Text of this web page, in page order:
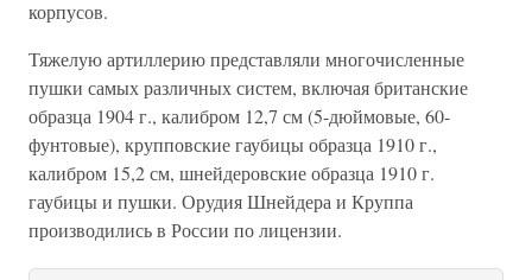
корпусов.
Тяжелую артиллерию представляли многочисленные
пушки самых различных систем, включая британские
образца 1904 г., калибром 12,7 см (5-дюймовые, 60-
фунтовые), крупповские гаубицы образца 1910 г.,
калибром 15,2 см, шнейдеровские образца 1910 г.
гаубицы и пушки. Орудия Шнейдера и Круппа
производились в России по лицензии.